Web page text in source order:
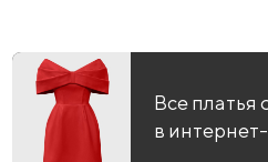
Все платья
в